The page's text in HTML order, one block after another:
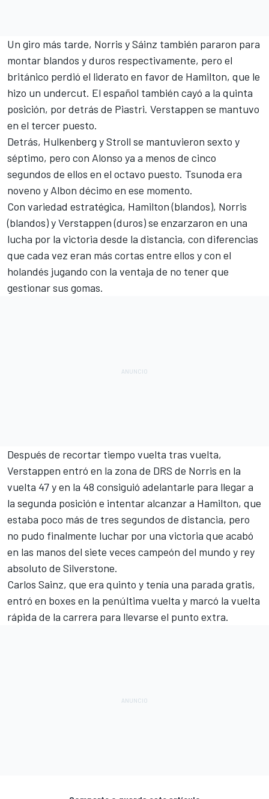
Un giro más tarde, Norris y Sáinz también pararon para
montar blandos y duros respectivamente, pero el
británico perdió el liderato en favor de Hamilton, que le
hizo un undercut. El español también cayó a la quinta
posición, por detrás de Piastri. Verstappen se mantuvo
en el tercer puesto.
Detrás, Hulkenberg y Stroll se mantuvieron sexto y
séptimo, pero con Alonso ya a menos de cinco
segundos de ellos en el octavo puesto. Tsunoda era
noveno y Albon décimo en ese momento.
Con variedad estratégica, Hamilton (blandos), Norris
(blandos) y Verstappen (duros) se enzarzaron en una
lucha por la victoria desde la distancia, con diferencias
que cada vez eran más cortas entre ellos y con el
holandés jugando con la ventaja de no tener que
gestionar sus gomas.
Después de recortar tiempo vuelta tras vuelta,
Verstappen entró en la zona de DRS de Norris en la
vuelta 47 y en la 48 consiguió adelantarle para llegar a
la segunda posición e intentar alcanzar a Hamilton, que
estaba poco más de tres segundos de distancia, pero
no pudo finalmente luchar por una victoria que acabó
en las manos del siete veces campeón del mundo y rey
absoluto de Silverstone.
Carlos Sainz, que era quinto y tenía una parada gratis,
entró en boxes en la penúltima vuelta y marcó la vuelta
rápida de la carrera para llevarse el punto extra.